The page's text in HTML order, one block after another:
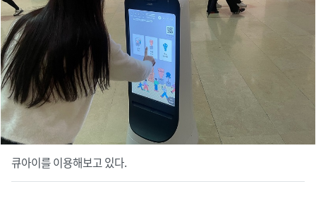
큐아이를 이용해보고 있다.